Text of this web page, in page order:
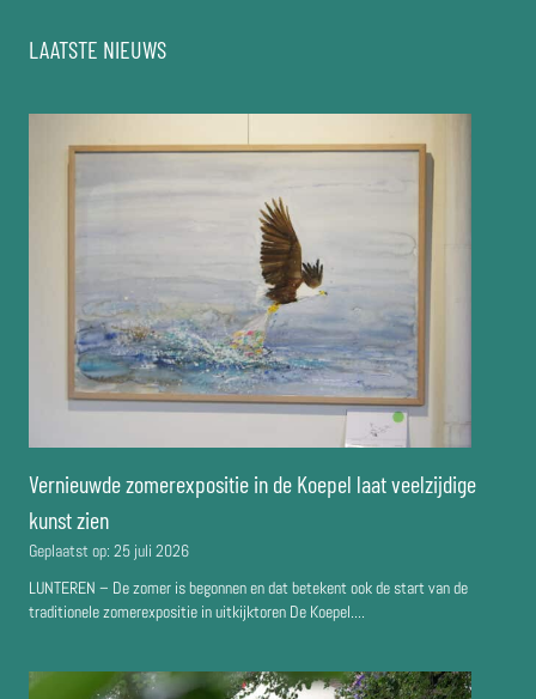
LAATSTE NIEUWS
Vernieuwde zomerexpositie in de Koepel laat veelzijdige
kunst zien
Geplaatst op: 25 juli 2026
LUNTEREN – De zomer is begonnen en dat betekent ook de start van de
traditionele zomerexpositie in uitkijktoren De Koepel....